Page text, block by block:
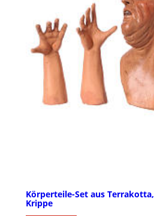
Körperteile-Set aus
Krippe